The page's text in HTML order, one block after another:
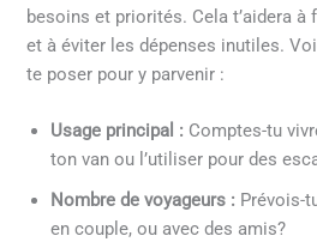
besoins et priorités. Cela t’aidera
et à éviter les dépenses inutiles.
te poser pour y parvenir :
Usage principal : Comptes-tu
ton van ou l’utiliser pour des
Nombre de voyageurs : Prévois-
en couple, ou avec des amis?